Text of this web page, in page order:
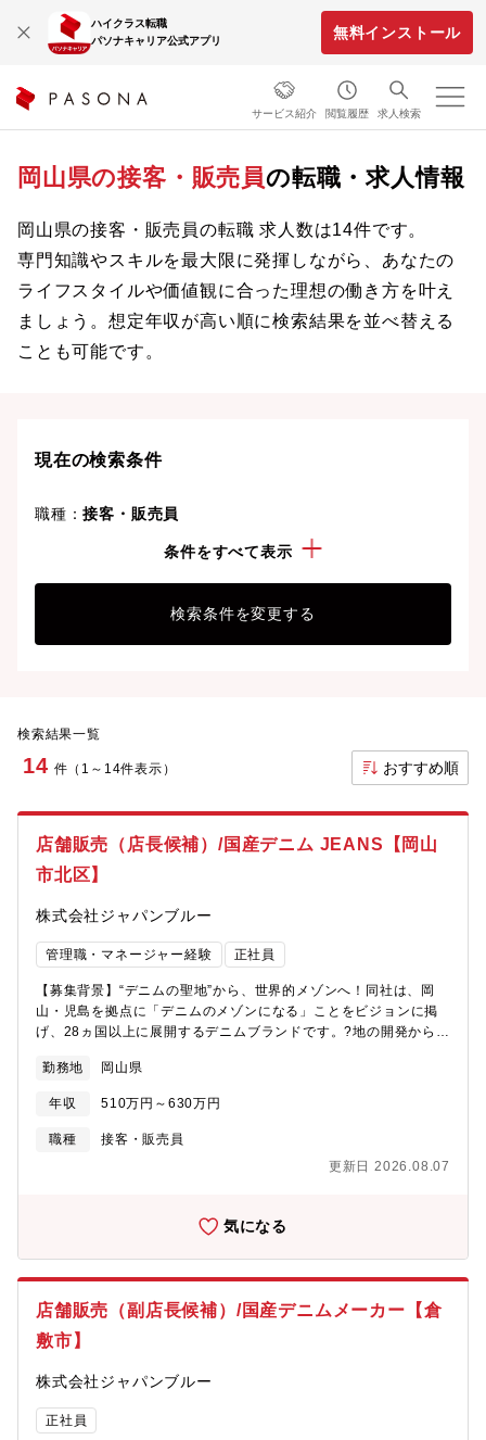
ハイクラス転職
パソナキャリア公式アプリ
無料インストール
サービス紹介 閲覧履歴 求人検索
岡山県の接客・販売員の転職・求人情報
岡山県の接客・販売員の転職 求人数は14件です。
専門知識やスキルを最大限に発揮しながら、あなたの
ライフスタイルや価値観に合った理想の働き方を叶え
ましょう。想定年収が高い順に検索結果を並べ替える
ことも可能です。
現在の検索条件
職種：接客・販売員
条件をすべて表示
検索条件を変更する
検索結果一覧
14 件（1～14件表示） おすすめ順
店舗販売（店長候補）/国産デニム JEANS【岡山
市北区】
株式会社ジャパンブルー
管理職・マネージャー経験 正社員
【募集背景】“デニムの聖地”から、世界的メゾンへ！同社は、岡
山・児島を拠点に「デニムのメゾンになる」ことをビジョンに掲
げ、28ヵ国以上に展開するデニムブランドです。?地の開発から縫
強みに、伝統と革新を融合させながらグローバル市場で挑戦を続
けています。同社が目指すのは、単なるジーンズブランドではあ
りません。日本が誇るクラフトマンシップと日本の美意識を世界
に発信する“カルチャーブランド”です。このビジョンに共感し、私
す。【職務内容】■店頭での接客・販売（国内外のお客様対応）■
在庫・売上管理、顧客フォロー■スタッフの育成・マネジメント■
店舗運営（数値管理・会議出席など）【ミッション】あなたに
は、同社各店にて接客・販売を中心にご活躍いただきます。扱う
商品は、職人がこだわり抜いた1本のジーンズ。その魅力を、単な
る説明ではなく“ストーリー”として語り、届けるのが役割です。
【仕事のやりがい】①文化を売る接客ただ“モノ”を売るのではな
く、背景にある職人の技術・土地の歴史・ブランドの想いを伝え
るグローバルリブランディングにより、今まさに第二の創業期。
す。③海外とのつながりを実感28の国と地域に展開しており、店
勤務地 岡山県
年収 510万円～630万円
職種
接客・販売員
更新日 2026.08.07
気になる
店舗販売（副店長候補）/国産デニムメーカー【倉
敷市】
株式会社ジャパンブルー
正社員